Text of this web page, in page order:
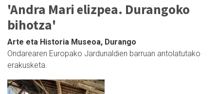
'Andra Mari elizpea. Durangoko
bihotza'
Arte eta Historia Museoa, Durango
Ondarearen Europako Jardunaldien barruan antolatutako
erakusketa.